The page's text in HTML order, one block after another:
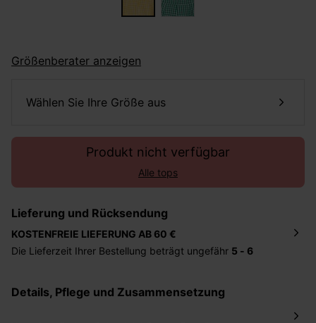
Größenberater anzeigen
Wählen Sie Ihre Größe aus
Produkt nicht verfügbar
Alle tops
Lieferung und Rücksendung
KOSTENFREIE LIEFERUNG AB 60 €
Die Lieferzeit Ihrer Bestellung beträgt ungefähr 5 - 6
betragen 2,95 Euro bei einem Bestellwert von unter 60
Details, Pflege und Zusammensetzung